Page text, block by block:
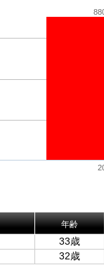
年齢
33歳
32歳